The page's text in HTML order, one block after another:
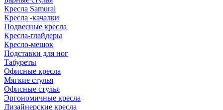
Кресла Samurai
Кресла -качалки
Подвесные кресла
Кресла-глайдеры
Кресло-мешок
Подставки для ног
Табуреты
Офисные кресла
Мягкие стулья
Офисные стулья
Эргономичные кресла
Дизайнерские кресла